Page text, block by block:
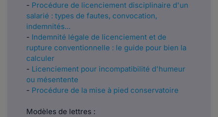
- Procédure de licenciement disciplinaire d'un
salarié : types de fautes, convocation,
indemnités...
- Indemnité légale de licenciement et de
rupture conventionnelle : le guide pour bien la
calculer
- Licenciement pour incompatibilité d'humeur
ou mésentente
- Procédure de la mise à pied conservatoire
Modèles de lettres :